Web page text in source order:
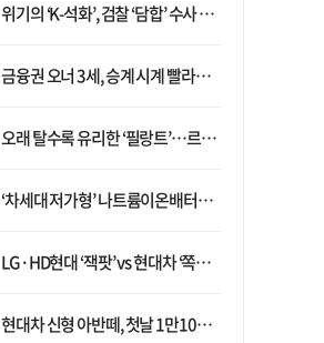
위기의 ‘K-석화’, 검찰 ‘담합’ 수사 착수…“LG·한화·롯데 등 7개 업체, 8개 제품 가격 담합”
금융권 오너 3세, 승계 시계 빨라지나…한국투자 ‘속도’·미래에셋·메리츠는 ‘거리두기’
오래 탈수록 유리한 ‘필랑트’…르노코리아, 5년 뒤 잔존가치 53% 보장
‘차세대 저가형’ 나트륨이온배터리 시대 오나…LG화학·에코프로, 상용화 속도낸다
LG·HD현대 ‘잭팟’ vs 현대차 ‘쪽박’…글로벌 사모펀드, 韓 대기업 투자 ‘희비’
현대차 신형 아반떼, 첫날 1만1094대 계약…역대 최고치 경신